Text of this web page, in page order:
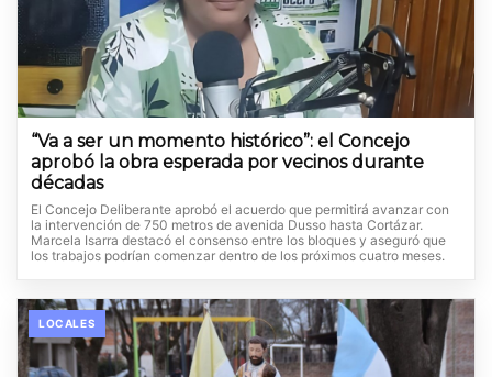
“Va a ser un momento histórico”: el Concejo
aprobó la obra esperada por vecinos durante
décadas
El Concejo Deliberante aprobó el acuerdo que permitirá avanzar con
la intervención de 750 metros de avenida Dusso hasta Cortázar.
Marcela Isarra destacó el consenso entre los bloques y aseguró que
los trabajos podrían comenzar dentro de los próximos cuatro meses.
LOCALES